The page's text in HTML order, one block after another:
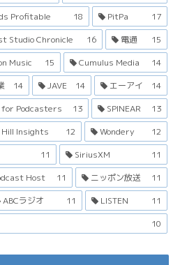
Profitable 18 PitPa
17
Studio Chronicle 16 電通
15
Music 15 Cumulus Media
14
14 JAVE 14 エーアイ
14
Podcasters 13 SPINEAR
13
Hill Insights 12 Wondery
12
11 SiriusXM
11
Host 11 ニッポン放送
11
ABCラジオ 11 LISTEN
11
10